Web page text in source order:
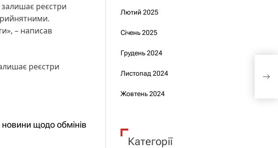
реєстри
– написав
реєстри
новини щодо обмінів
Лютий 2025
Січень 2025
Грудень 2024
Листопад 2024
Жовтень 2024
Категорії